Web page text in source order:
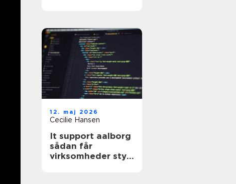
12. maj 2026
Cecilie Hansen
It support aalborg
sådan får
virksomheder styr